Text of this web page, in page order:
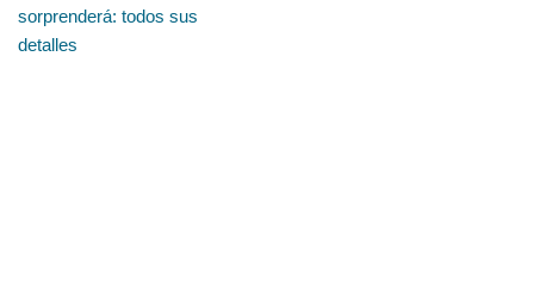
sorprenderá: todos sus
detalles